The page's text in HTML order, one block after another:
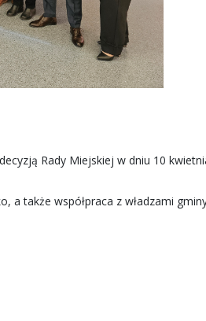
Rady Miejskiej w dniu 10
a także współpraca z władzami